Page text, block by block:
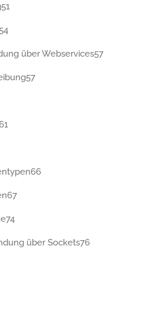
über Webservices57
über Sockets76